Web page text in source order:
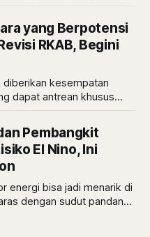
yang Berpotensi
RKAB, Begini
diberikan kesempatan
dapat antrean khusus
Siapa saja mereka?
Pembangkit
El Nino, Ini
energi bisa jadi menarik di
dengan sudut pandang
sektor energi bisa
analisisnya